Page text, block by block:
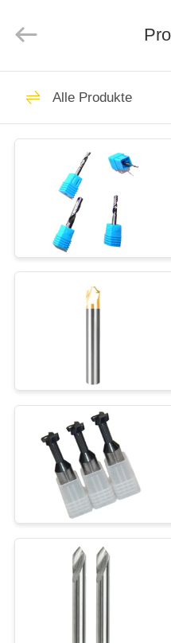
HAUS
PRODUKTE
ÜBER
FABRIK-
AUSFLUG
TRETEN
SIE
VERBINDUNG
FORDERN
Co.,Ltd.
Ball-
Alle Produkte